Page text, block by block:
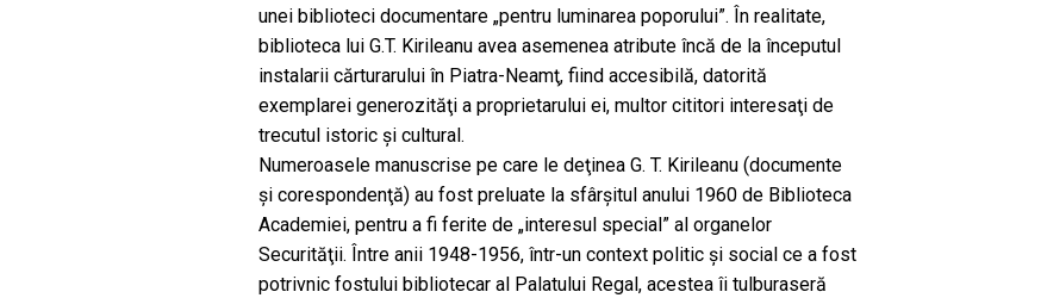
unei biblioteci documentare „pentru luminarea poporului”. În realitate,
biblioteca lui G.T. Kirileanu avea asemenea atribute încă de la începutul
instalarii cărturarului în Piatra-Neamţ, fiind accesibilă, datorită
exemplarei generozităţi a proprietarului ei, multor cititori interesaţi de
trecutul istoric şi cultural.
Numeroasele manuscrise pe care le deţinea G. T. Kirileanu (documente
şi corespondenţă) au fost preluate la sfârşitul anului 1960 de Biblioteca
Academiei, pentru a fi ferite de „interesul special” al organelor
Securităţii. Între anii 1948-1956, într-un context politic şi social ce a fost
potrivnic fostului bibliotecar al Palatului Regal, acestea îi tulburaseră